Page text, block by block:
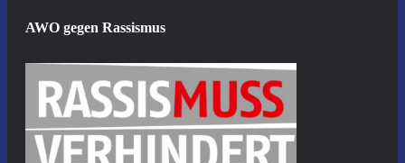
AWO gegen Rassismus